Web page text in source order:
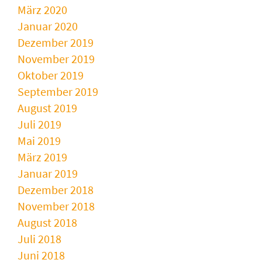
März 2020
Januar 2020
Dezember 2019
November 2019
Oktober 2019
September 2019
August 2019
Juli 2019
Mai 2019
März 2019
Januar 2019
Dezember 2018
November 2018
August 2018
Juli 2018
Juni 2018